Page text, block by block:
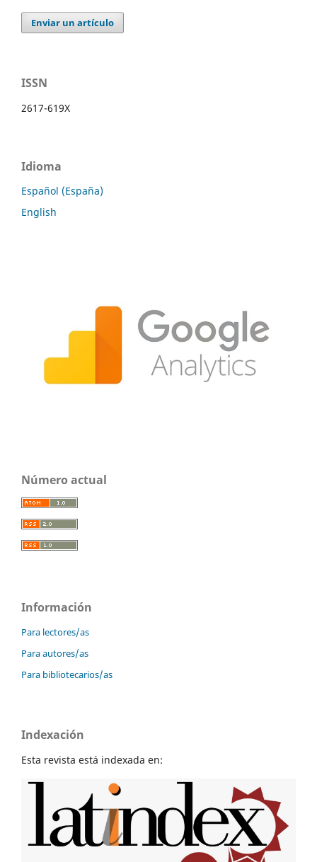
Enviar un artículo
ISSN
2617-619X
Idioma
Español (España)
English
Número actual
Información
Para lectores/as
Para autores/as
Para bibliotecarios/as
Indexación
Esta revista está indexada en: